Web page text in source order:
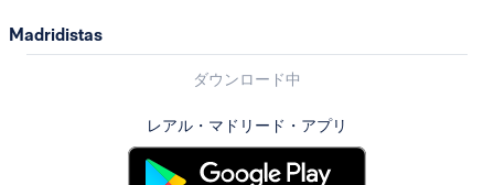
Madridistas
ダウンロード中
レアル・マドリード・アプリ